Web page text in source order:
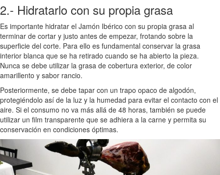
2.- Hidratarlo con su propia grasa
Es importante hidratar el Jamón Ibérico con su propia grasa al
terminar de cortar y justo antes de empezar, frotando sobre la
superficie del corte. Para ello es fundamental conservar la grasa
interior blanca que se ha retirado cuando se ha abierto la pieza.
Nunca se debe utilizar la grasa de cobertura exterior, de color
amarillento y sabor rancio.
Posteriormente, se debe tapar con un trapo opaco de algodón,
protegiéndolo así de la luz y la humedad para evitar el contacto con el
aire. Si el consumo no va más allá de 48 horas, también se puede
utilizar un film transparente que se adhiera a la carne y permita su
conservación en condiciones óptimas.